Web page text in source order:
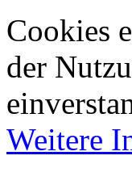
Cookies
der
Weitere